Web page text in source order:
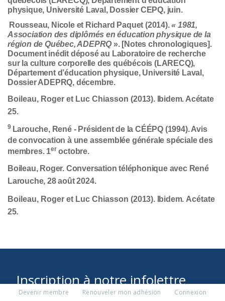
Devenir membre Renouveler mon adhésion Connexion
physique, Université Laval, Dossier CEPQ, juin.
Rousseau, Nicole et Richard Paquet (2014).« 1981,
Association des diplômés en éducation physique de la
région de Québec, ADEPRQ». [Notes chronologiques].
Document inédit déposé au Laboratoire de recherche
sur la culture corporelle des québécois (LARECQ),
Département d’éducation physique, Université Laval,
Dossier ADEPRQ, décembre.
Boileau, Roger et Luc Chiasson (2013). Ibidem. Acétate
25.
9 Larouche, René - Président de la CÉÉPQ (1994). Avis
de convocation à une assemblée générale spéciale des
membres. 1eroctobre.
Boileau, Roger. Conversation téléphonique avec René
Larouche, 28 août 2024.
Boileau, Roger et Luc Chiasson (2013). Ibidem. Acétate
25.
Inscription à notre infolettre